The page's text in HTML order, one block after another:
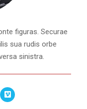
figuras. Securae
sua rudis orbe
sinistra.